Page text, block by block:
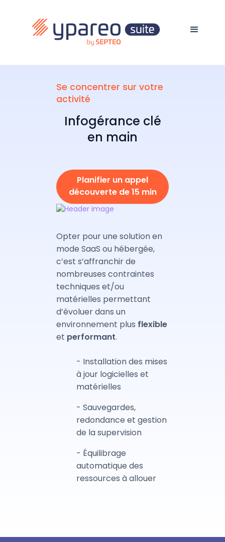
Se concentrer sur votre
activité
Infogérance clé
en main
Planifier un appel
découverte de 15 min
Opter pour une solution en
mode SaaS ou hébergée,
c’est s’affranchir de
nombreuses contraintes
techniques et/ou
matérielles permettant
d’évoluer dans un
environnement plus flexible
et performant.
- Installation des mises
à jour logicielles et
matérielles
- Sauvegardes,
redondance et gestion
de la supervision
- Équilibrage
automatique des
ressources à allouer